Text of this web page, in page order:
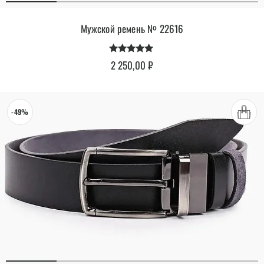
Мужской ремень № 22616
Оценка
4.88
2 250,00₽
-49%